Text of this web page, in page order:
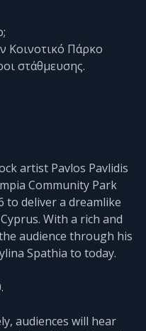
Κοινοτικό Πάρκο
στάθμευσης.
artist Pavlos Pavlidis
Community Park
to deliver a dreamlike
With a rich and
audience through his
Spathia to today.
audiences will hear